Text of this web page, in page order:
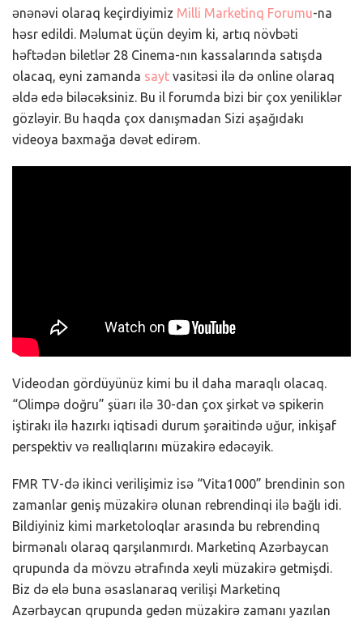
ənənəvi olaraq keçirdiyimiz Milli Marketinq Forumu-na
həsr edildi. Məlumat üçün deyim ki, artıq növbəti
həftədən biletlər 28 Cinema-nın kassalarında satışda
olacaq, eyni zamanda sayt vasitəsi ilə də online olaraq
əldə edə biləcəksiniz. Bu il forumda bizi bir çox yeniliklər
gözləyir. Bu haqda çox danışmadan Sizi aşağıdakı
videoya baxmağa dəvət edirəm.
Videodan gördüyünüz kimi bu il daha maraqlı olacaq.
“Olimpə doğru” şüarı ilə 30-dan çox şirkət və spikerin
iştirakı ilə hazırkı iqtisadi durum şəraitində uğur, inkişaf
perspektiv və reallıqlarını müzakirə edəcəyik.
FMR TV-də ikinci verilişimiz isə “Vita1000” brendinin son
zamanlar geniş müzakirə olunan rebrendinqi ilə bağlı idi.
Bildiyiniz kimi marketoloqlar arasında bu rebrendinq
birmənalı olaraq qarşılanmırdı. Marketinq Azərbaycan
qrupunda da mövzu ətrafında xeyli müzakirə getmişdi.
Biz də elə buna əsaslanaraq verilişi Marketinq
Azərbaycan qrupunda gedən müzakirə zamanı yazılan